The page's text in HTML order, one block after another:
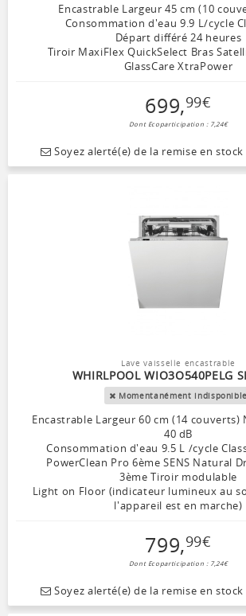
Encastrable Largeur 45 cm (10
Consommation d'eau 9.9 L/cycle
Départ différé 24 heures
Tiroir MaxiFlex QuickSelect Bras
GlassCare XtraPower
699,99€
Dont Ecoparticipation : 7,24€
Soyez alerté(e) de la remise en
Lave vaisselle encastrable
WHIRLPOOL WIO3O540PELG
Momentanément indisponible
Encastrable Largeur 60 cm (14 couverts)
40 dB
Consommation d'eau 9.5 L /cycle
PowerClean Pro 6ème SENS Natural
3ème Tiroir modulable
Light on Floor (indicateur lumineux au
l'appareil est en marche)
799,99€
Dont Ecoparticipation : 7,24€
Soyez alerté(e) de la remise en